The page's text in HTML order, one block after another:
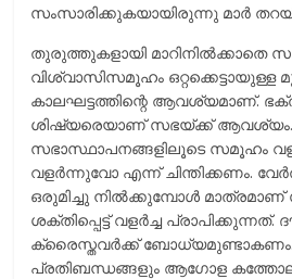
സംസാരിക്കുകയായിരുന്നു മാര്‍
തുരുത്തുകളായി മാറിനില്‍ക്കാതെ
വിശ്വാസിസമൂഹം ഒറ്റക്കെട്ടായുള്ള
കാലഘട്ടത്തിന്റെ ആവശ്യമാണ്.
ശിഷ്യരെയാണ് സഭയ്ക്ക് ആവശ്യം.
സഭാസ്ഥാപനങ്ങളിലൂടെ സമൂഹം
വളര്‍ന്നുവോ എന്ന് ചിന്തിക്കണം.
ഒരുമിച്ചു നില്‍ക്കുമ്പോള്‍
ശക്തിപ്പെട്ട് വളര്‍ച്ച പ്രാപിക്കുന്നത്.
ക്രൈസ്തവര്‍ക്ക് ബോധ്യമുണ്ടാകണം.
പ്രതിബന്ധങ്ങളും ആഗോള